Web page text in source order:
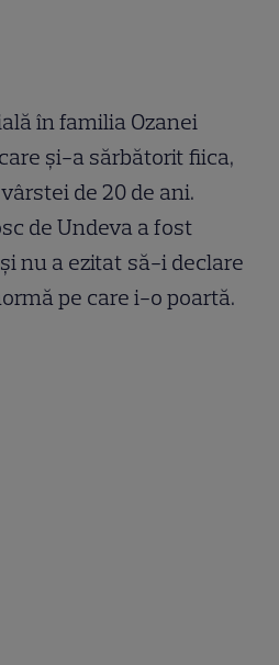
în familia Ozanei
și-a sărbătorit fiica,
de 20 de ani.
de Undeva a fost
nu a ezitat să-i declare
pe care i-o poartă.